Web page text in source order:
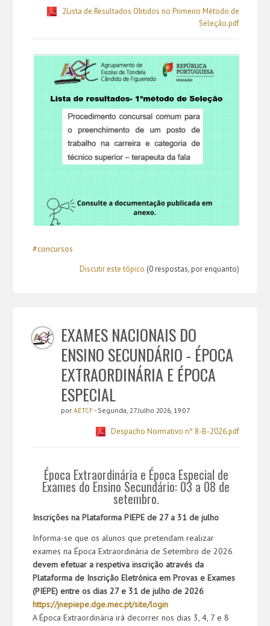
2Lista de Resultados Obtidos no Primeiro Método de
Seleção.pdf
#concursos
Discutir este tópico (0 respostas, por enquanto)
EXAMES NACIONAIS DO
ENSINO SECUNDÁRIO - ÉPOCA
EXTRAORDINÁRIA E ÉPOCA
ESPECIAL
por AETCF- Segunda, 27 Julho 2026, 19:07
Despacho Normativo nº 8-B-2026.pdf
Época Extraordinária e Época Especial de
Exames do Ensino Secundário: 03 a 08 de
setembro.
Inscrições na Plataforma PIEPE de 27 a 31 de julho
Informa-se que os alunos que pretendam realizar
exames na Época Extraordinária de Setembro de 2026
devem efetuar a respetiva inscrição através da
Plataforma de Inscrição Eletrónica em Provas e Exames
(PIEPE) entre os dias 27 e 31 de julho de 2026
https://jnepiepe.dge.mec.pt/site/login
A Época Extraordinária irá decorrer nos dias 3, 4, 7 e 8